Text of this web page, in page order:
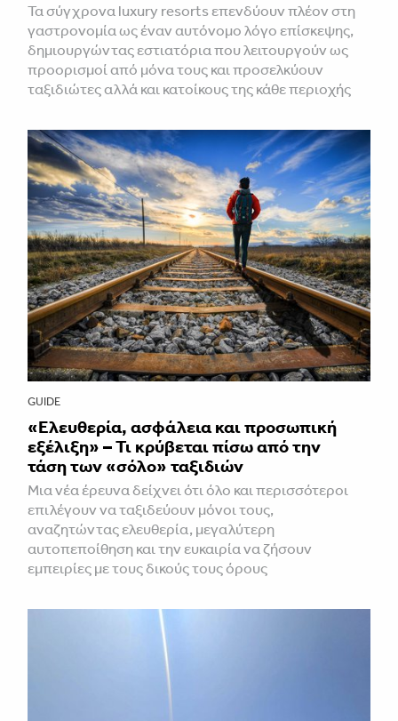
Τα σύγχρονα luxury resorts επενδύουν πλέον στη
γαστρονομία ως έναν αυτόνομο λόγο επίσκεψης,
δημιουργώντας εστιατόρια που λειτουργούν ως
προορισμοί από μόνα τους και προσελκύουν
ταξιδιώτες αλλά και κατοίκους της κάθε περιοχής
GUIDE
«Ελευθερία, ασφάλεια και προσωπική
εξέλιξη» – Τι κρύβεται πίσω από την
τάση των «σόλο» ταξιδιών
Μια νέα έρευνα δείχνει ότι όλο και περισσότεροι
επιλέγουν να ταξιδεύουν μόνοι τους,
αναζητώντας ελευθερία, μεγαλύτερη
αυτοπεποίθηση και την ευκαιρία να ζήσουν
εμπειρίες με τους δικούς τους όρους